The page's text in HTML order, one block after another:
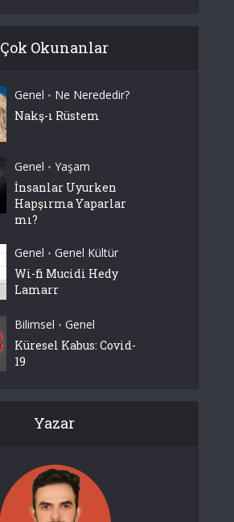
Çok Okunanlar
Genel • Ne Nerededir?
Nakş-ı Rüstem
Genel • Yaşam
İnsanlar Uyurken
Hapşırma Yaparlar
mı?
Genel • Genel Kültür
Wi-fi Mucidi Hedy
Lamarr
Bilimsel • Genel
Küresel Kabus: Covid-
19
Yazar